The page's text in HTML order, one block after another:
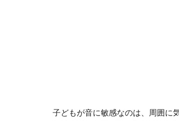
子どもが音に敏感なのは、周囲に